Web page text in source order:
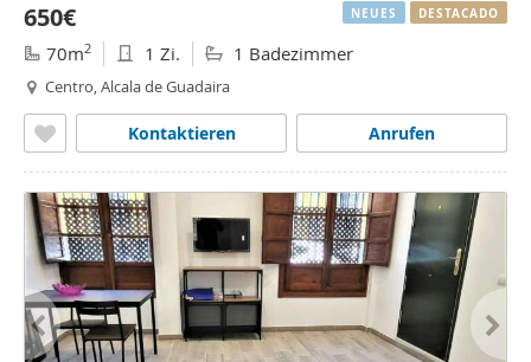
650€
70m2 1 Zi. 1 Badezimmer
Centro, Alcala de Guadaira
Anrufen
Kontaktieren
NEUES DESTACADO